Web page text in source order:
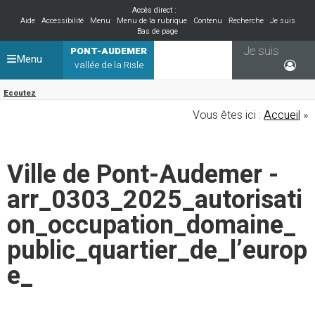
Accès direct :
Aide
Accessibilité Menu Menu de la rubrique Contenu Recherche
Je suis
Bas de page
PONT-AUDEMER
vallée de la Risle
Ecoutez
Je suis
Menu
Vous êtes ici : Accueil »
Ville de Pont-Audemer -
arr_0303_2025_autorisati
on_occupation_domaine_
public_quartier_de_l’europ
e_